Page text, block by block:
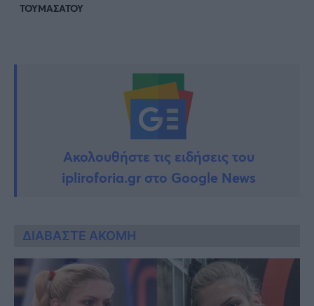
ΤΟΥΜΑΣΑΤΟΥ
Ακολουθήστε τις ειδήσεις του
ipliroforia.gr στο Google News
ΔΙΑΒΑΣΤΕ ΑΚΟΜΗ